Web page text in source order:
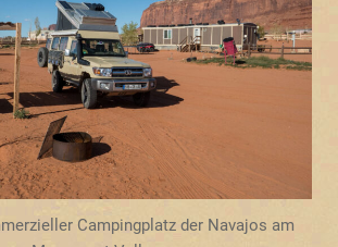
Campingplatz der Navajos am